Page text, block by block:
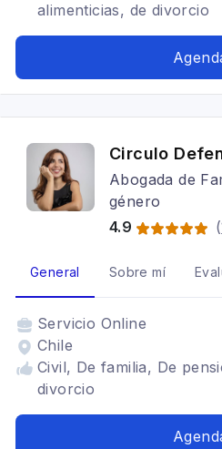
alimenticias, de divorcio
Circulo
Abogada de
género
4.9
(
General Sobre mí
Servicio Online
Chile
Civil, De familia, De
divorcio